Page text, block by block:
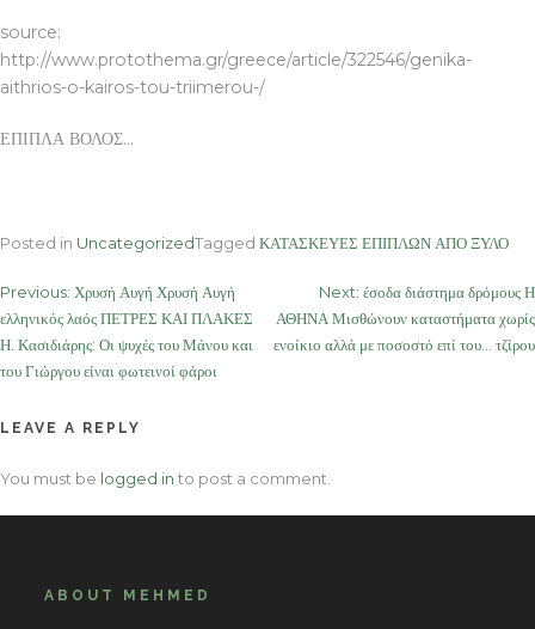
source:
http://www.protothema.gr/greece/article/322546/genika-
aithrios-o-kairos-tou-triimerou-/
ΕΠΙΠΛΑ ΒΟΛΟΣ…
Posted in UncategorizedTagged ΚΑΤΑΣΚΕΥΕΣ ΕΠΙΠΛΩΝ ΑΠΟ ΞΥΛΟ
Post
navigation
Previous: Χρυσή Αυγή Χρυσή Αυγή
ελληνικός λαός ΠΕΤΡΕΣ ΚΑΙ ΠΛΑΚΕΣ
Η. Κασιδιάρης: Οι ψυχές του Μάνου και
του Γιώργου είναι φωτεινοί φάροι
Next: έσοδα διάστημα δρόμους Η
ΑΘΗΝΑ Μισθώνουν καταστήματα χωρίς
ενοίκιο αλλά με ποσοστό επί του… τζίρου
LEAVE A REPLY
You must be logged in to post a comment.
ABOUT MEHMED